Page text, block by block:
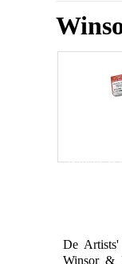
Winsor &
De Artists'
Winsor &